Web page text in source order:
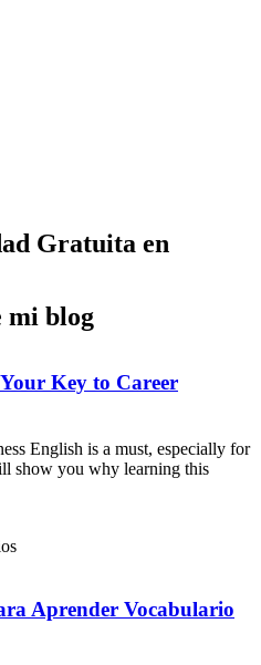
Gratuita en
mi blog
Key to Career
English is a must, especially for
show you why learning this
Aprender Vocabulario